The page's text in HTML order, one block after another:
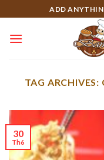
to
content
ADD
TAG ARCHIVES:
30
Th6